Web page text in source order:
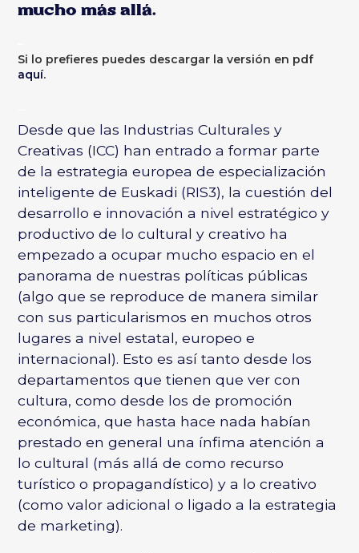
mucho más allá.
Si lo prefieres puedes descargar la versión en pdf
aquí.
Desde que las Industrias Culturales y
Creativas (ICC) han entrado a formar parte
de la estrategia europea de especialización
inteligente de Euskadi (RIS3), la cuestión del
desarrollo e innovación a nivel estratégico y
productivo de lo cultural y creativo ha
empezado a ocupar mucho espacio en el
panorama de nuestras políticas públicas
(algo que se reproduce de manera similar
con sus particularismos en muchos otros
lugares a nivel estatal, europeo e
internacional). Esto es así tanto desde los
departamentos que tienen que ver con
cultura, como desde los de promoción
económica, que hasta hace nada habían
prestado en general una ínfima atención a
lo cultural (más allá de como recurso
turístico o propagandístico) y a lo creativo
(como valor adicional o ligado a la estrategia
de marketing).